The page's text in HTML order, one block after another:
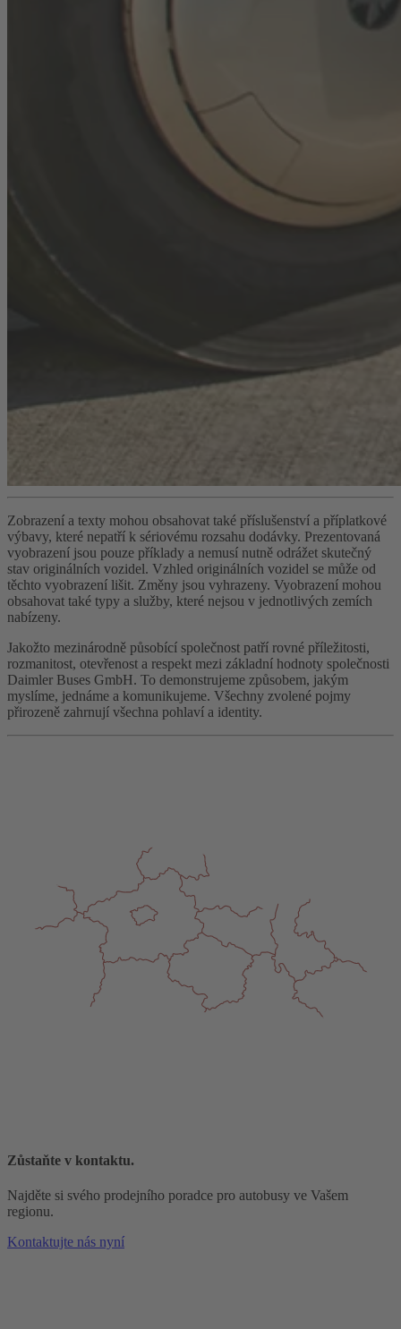
Zobrazení a texty mohou obsahovat také příslušenství a příplatkové
výbavy, které nepatří k sériovému rozsahu dodávky. Prezentovaná
vyobrazení jsou pouze příklady a nemusí nutně odrážet skutečný
stav originálních vozidel. Vzhled originálních vozidel se může od
těchto vyobrazení lišit. Změny jsou vyhrazeny. Vyobrazení mohou
obsahovat také typy a služby, které nejsou v jednotlivých zemích
nabízeny.
Jakožto mezinárodně působící společnost patří rovné příležitosti,
rozmanitost, otevřenost a respekt mezi základní hodnoty společnosti
Daimler Buses GmbH. To demonstrujeme způsobem, jakým
myslíme, jednáme a komunikujeme. Všechny zvolené pojmy
přirozeně zahrnují všechna pohlaví a identity.
Zůstaňte v kontaktu.
Najděte si svého prodejního poradce pro autobusy ve Vašem
regionu.
Kontaktujte nás nyní